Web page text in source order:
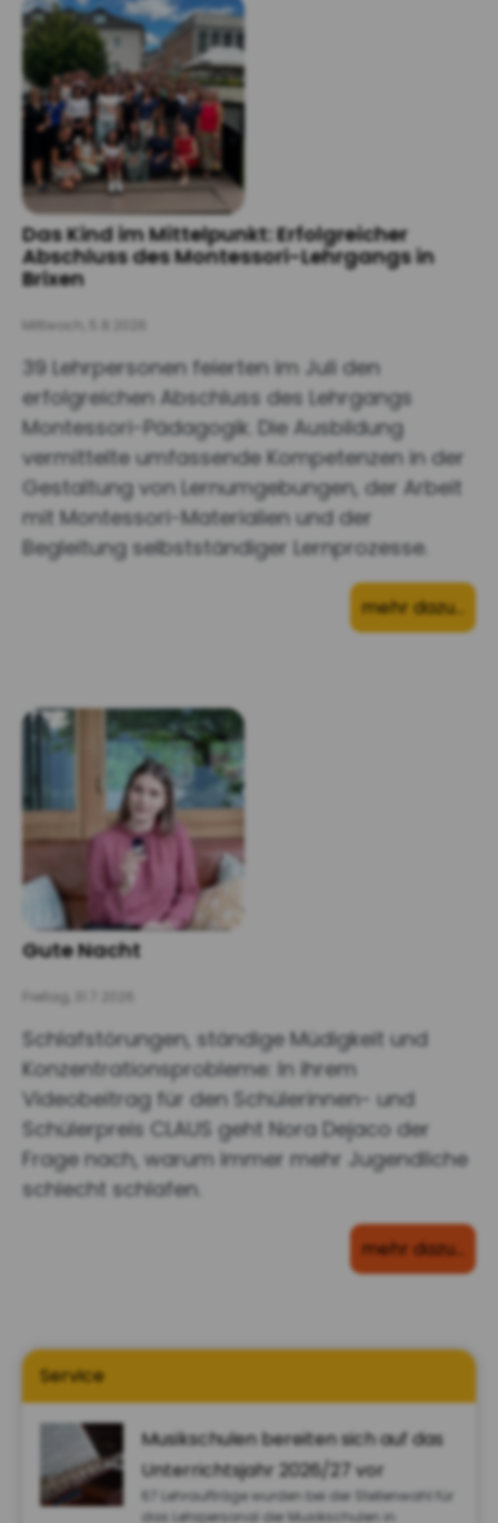
Das Kind im Mittelpunkt: Erfolgreicher
Abschluss des Montessori-Lehrgangs in
Brixen
Mittwoch, 5.8.2026
39 Lehrpersonen feierten im Juli den
erfolgreichen Abschluss des Lehrgangs
Montessori-Pädagogik. Die Ausbildung
vermittelte umfassende Kompetenzen in der
Gestaltung von Lernumgebungen, der Arbeit
mit Montessori-Materialien und der
Begleitung selbstständiger Lernprozesse.
mehr dazu…
Gute Nacht
Freitag, 31.7.2026
Schlafstörungen, ständige Müdigkeit und
Konzentrationsprobleme: In ihrem
Videobeitrag für den Schülerinnen- und
Schülerpreis CLAUS geht Nora Dejaco der
Frage nach, warum immer mehr Jugendliche
schlecht schlafen.
mehr dazu…
Service
Musikschulen bereiten sich auf das
Unterrichtsjahr 2026/27 vor
67 Lehraufträge wurden bei der Stellenwahl für
das Lehrpersonal der Musikschulen in